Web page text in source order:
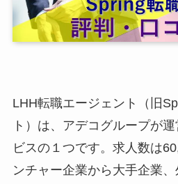
LHH転職エージェント（旧
ト）は、アデコグループが
ビスの１つです。求人数は
ンチャー企業から大手企業